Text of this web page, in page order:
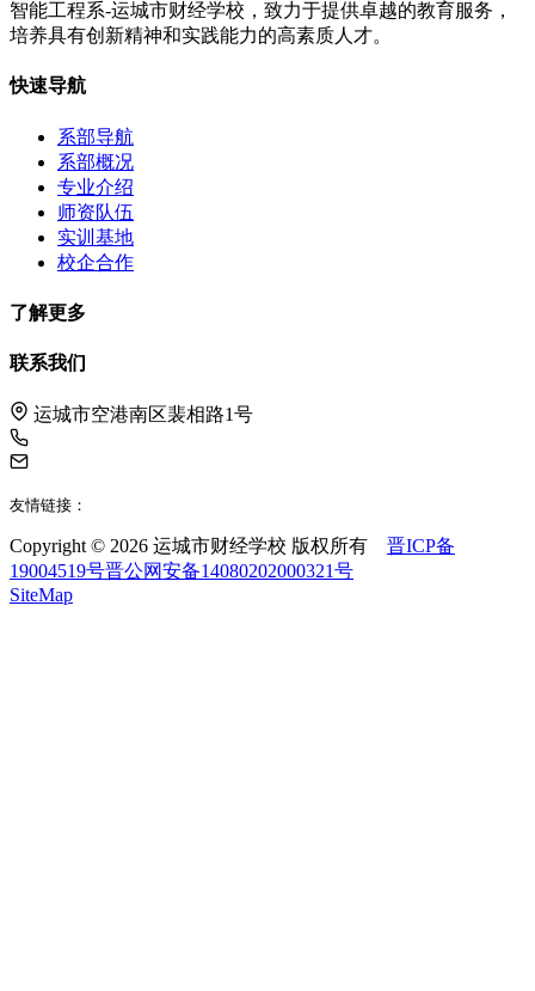
智能工程系-运城市财经学校，致力于提供卓越的教育服务，
培养具有创新精神和实践能力的高素质人才。
快速导航
系部导航
系部概况
专业介绍
师资队伍
实训基地
校企合作
了解更多
联系我们
运城市空港南区裴相路1号
友情链接：
Copyright © 2026 运城市财经学校 版权所有 晋ICP备
19004519号晋公网安备14080202000321号
SiteMap